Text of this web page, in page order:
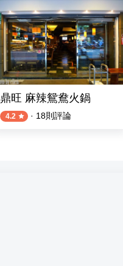
鼎旺 麻辣鴛鴦火鍋
4.2 · 18則評論